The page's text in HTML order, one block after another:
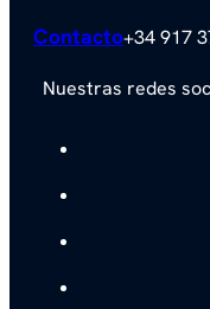
Contacto+34 917
Nuestras redes